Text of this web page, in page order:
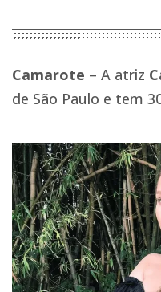
Camarote – A atriz
de São Paulo e tem